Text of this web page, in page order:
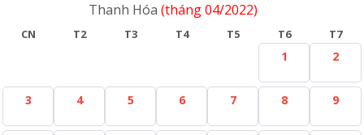
Thanh Hóa (tháng 04/2022)
CN T2 T3 T4 T5 T6 T7
1 2
3 4 5 6 7 8 9